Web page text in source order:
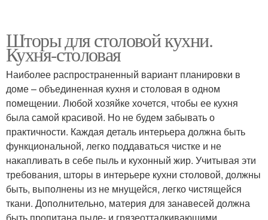
Шторы для столовой кухни.
Кухня-столовая
Наиболее распространенный вариант планировки в
доме – объединенная кухня и столовая в одном
помещении. Любой хозяйке хочется, чтобы ее кухня
была самой красивой. Но не будем забывать о
практичности. Каждая деталь интерьера должна быть
функциональной, легко поддаваться чистке и не
накапливать в себе пыль и кухонный жир. Учитывая эти
требования, шторы в интерьере кухни столовой, должны
быть, выполнены из не мнущейся, легко чистящейся
ткани. Дополнительно, материя для занавесей должна
быть пропитана пыле- и грязеотталкивающими